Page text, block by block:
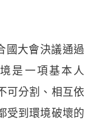
國大會決議通過
是一項基本人
可分割、相互依
受到環境破壞的